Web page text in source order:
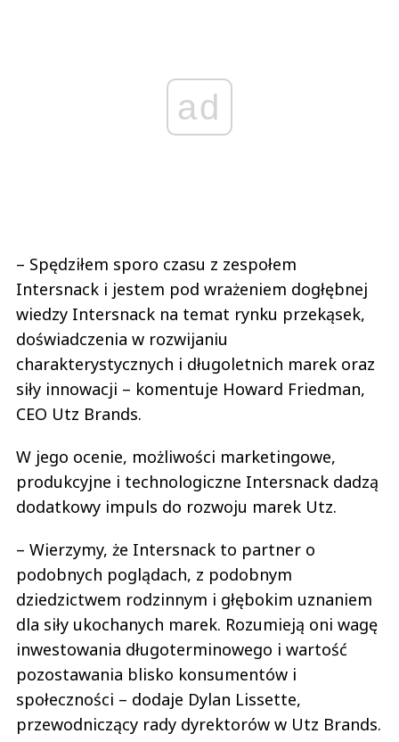
ad
– Spędziłem sporo czasu z zespołem
Intersnack i jestem pod wrażeniem dogłębnej
wiedzy Intersnack na temat rynku przekąsek,
doświadczenia w rozwijaniu
charakterystycznych i długoletnich marek oraz
siły innowacji – komentuje Howard Friedman,
CEO Utz Brands.
W jego ocenie, możliwości marketingowe,
produkcyjne i technologiczne Intersnack dadzą
dodatkowy impuls do rozwoju marek Utz.
­– Wierzymy, że Intersnack to partner o
podobnych poglądach, z podobnym
dziedzictwem rodzinnym i głębokim uznaniem
dla siły ukochanych marek. Rozumieją oni wagę
inwestowania długoterminowego i wartość
pozostawania blisko konsumentów i
społeczności – dodaje Dylan Lissette,
przewodniczący rady dyrektorów w Utz Brands.